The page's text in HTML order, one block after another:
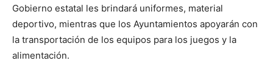
Gobierno estatal les brindará uniformes, material
deportivo, mientras que los Ayuntamientos apoyarán con
la transportación de los equipos para los juegos y la
alimentación.